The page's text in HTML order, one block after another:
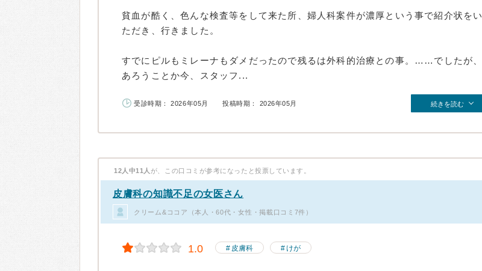
貧血が酷く、色んな検査等をして来た所、婦人科案件が濃厚という事で紹介状をい
ただき、行きました。
すでにピルもミレーナもダメだったので残るは外科的治療との事。……でしたが、
あろうことか今、スタッフ...
受診時期： 2026年05月 投稿時期： 2026年05月 続きを読む
12人中11人 が、この口コミが参考になったと投票しています。
皮膚科の知識不足の女医さん
クリーム&ココア（本人・60代・女性・掲載口コミ7件）
1.0 皮膚科 けが